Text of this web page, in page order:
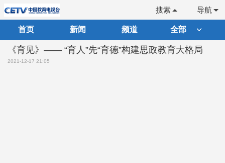
导航
搜索
首页 新闻 频道 全部
《育见》—— “育人”先“育德”构建思政教育大格局
2021-12-17 21:05